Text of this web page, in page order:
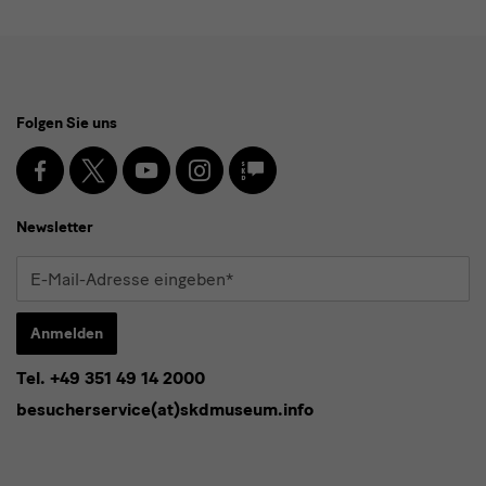
Media
und
Newsletter
Folgen Sie uns
Facebook
X YoutubeInstagramSKD
Blog
Newsletter
E-
Adresse
Anmelden
* Pflichtfeld
Ich stimme derDatenschutzerklärung
Tel. +49 351 49 14 2000
besucherservice(at)skdmuseum.info